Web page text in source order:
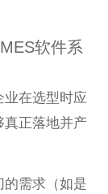
软件系
在选型时应
真正落地并产
的需求（如是